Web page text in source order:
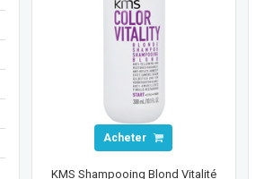
Acheter
KMS Shampooing Blond Vitalité